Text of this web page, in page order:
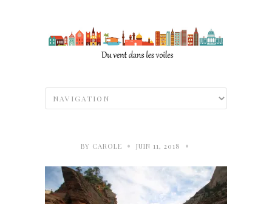
BY CAROLE • JUIN 11, 2018 •